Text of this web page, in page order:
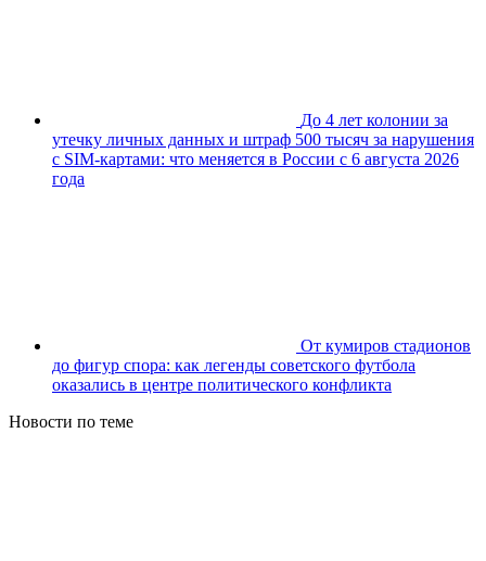
До 4 лет колонии за
утечку личных данных и штраф 500 тысяч за нарушения
с SIM-картами: что меняется в России с 6 августа 2026
года
От кумиров стадионов
до фигур спора: как легенды советского футбола
оказались в центре политического конфликта
Новости по теме